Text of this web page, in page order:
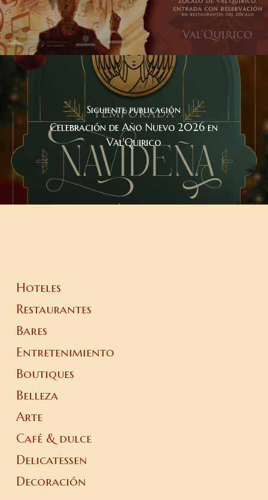
Siguiente publicación
Celebración de Año Nuevo 2026 en
Val'Quirico
Hoteles
Restaurantes
Bares
Entretenimiento
Boutiques
Belleza
Arte
Café & dulce
Delicatessen
Decoración